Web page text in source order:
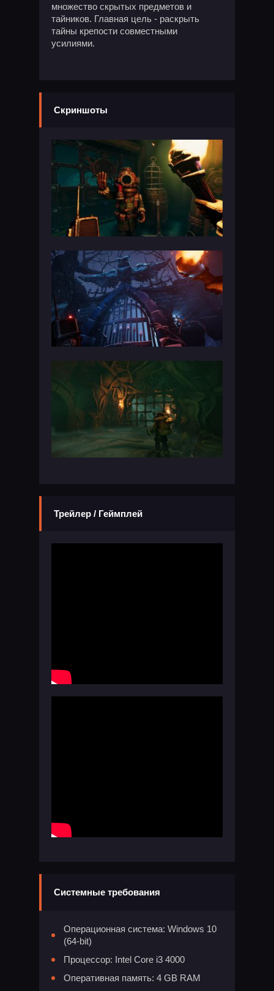
множество скрытых предметов и
тайников. Главная цель - раскрыть
тайны крепости совместными
усилиями.
Скриншоты
Трейлер / Геймплей
Системные требования
Операционная система: Windows 10
(64-bit)
Процессор: Intel Core i3 4000
Оперативная память: 4 GB RAM